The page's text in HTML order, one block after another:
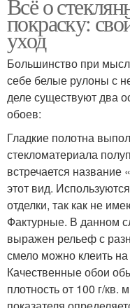
Всё о
покраску:
уход
Большинство при
себе белые рулоны с
деле существуют два
обоев:
Гладкие полотна
стекломатериала
встречается название
этот вид.
отделки, так как не
Фактурные. В данном
выражен рельеф с
смело можно клеить
Качественные обои
плотность от 100 г/кв.